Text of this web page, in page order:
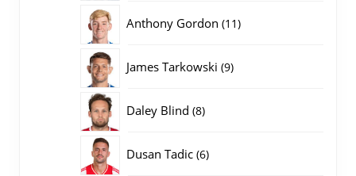
Anthony Gordon 1111
James Tarkowski 99
Daley Blind 88
Dusan Tadic 66